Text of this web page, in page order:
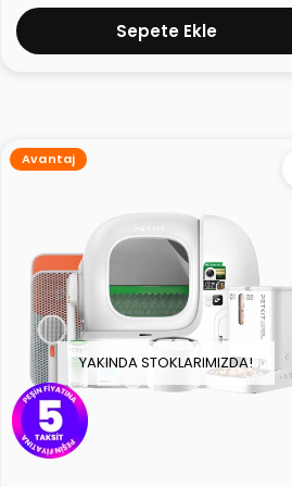
Sepete Ekle
YAKINDA STOKLARIMIZDA!
Avantaj